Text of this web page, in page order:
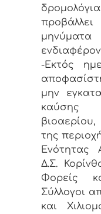
-Εκτός
μην
καύσης
της
Ενότητας
Δ.Σ.
Φορείς
Σύλλογοι
και